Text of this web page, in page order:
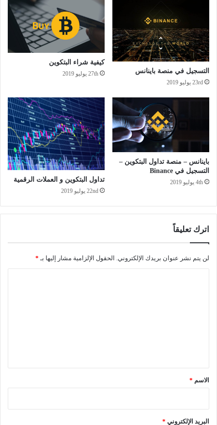
التسجيل في منصة باينانس
23rd يوليو 2019
كيفية شراء البتكوين
27th يوليو 2019
باينانس – منصة تداول البتكوين –
التسجيل في Binance
4th يوليو 2019 تداول البتكوين و العملات الرقمية
22nd يوليو 2019
اترك تعليقاً
لن يتم نشر عنوان بريدك الإلكتروني. الحقول الإلزامية مشار إليها بـ *
*الاسم *
البريد الإلكتروني *